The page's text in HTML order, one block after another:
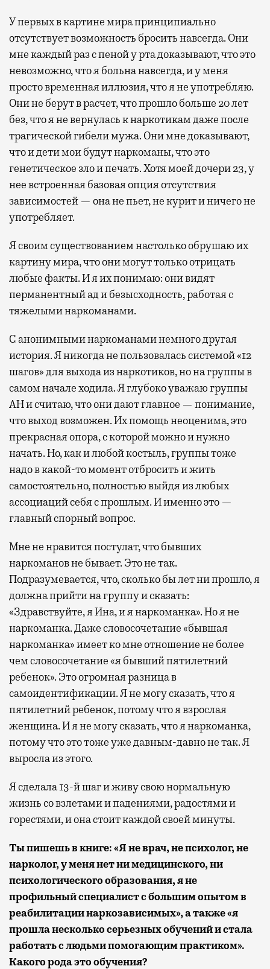
У первых в картине мира принципиально
отсутствует возможность бросить навсегда. Они
мне каждый раз с пеной у рта доказывают, что это
невозможно, что я больна навсегда, и у меня
просто временная иллюзия, что я не употребляю.
Они не берут в расчет, что прошло больше 20 лет
без, что я не вернулась к наркотикам даже после
трагической гибели мужа. Они мне доказывают,
что и дети мои будут наркоманы, что это
генетическое зло и печать. Хотя моей дочери 23, у
нее встроенная базовая опция отсутствия
зависимостей — она не пьет, не курит и ничего не
употребляет.
Я своим существованием настолько обрушаю их
картину мира, что они могут только отрицать
любые факты. И я их понимаю: они видят
перманентный ад и безысходность, работая с
тяжелыми наркоманами.
С анонимными наркоманами немного другая
история. Я никогда не пользовалась системой «12
шагов» для выхода из наркотиков, но на группы в
самом начале ходила. Я глубоко уважаю группы
АН и считаю, что они дают главное — понимание,
что выход возможен. Их помощь неоценима, это
прекрасная опора, с которой можно и нужно
начать. Но, как и любой костыль, группы тоже
надо в какой-то момент отбросить и жить
самостоятельно, полностью выйдя из любых
ассоциаций себя с прошлым. И именно это —
главный спорный вопрос.
Мне не нравится постулат, что бывших
наркоманов не бывает. Это не так.
Подразумевается, что, сколько бы лет ни прошло, я
должна прийти на группу и сказать:
«Здравствуйте, я Ина, и я наркоманка». Но я не
наркоманка. Даже словосочетание «бывшая
наркоманка» имеет ко мне отношение не более
чем словосочетание «я бывший пятилетний
ребенок». Это огромная разница в
самоидентификации. Я не могу сказать, что я
пятилетний ребенок, потому что я взрослая
женщина. И я не могу сказать, что я наркоманка,
потому что это тоже уже давным-давно не так. Я
выросла из этого.
Я сделала 13-й шаг и живу свою нормальную
жизнь со взлетами и падениями, радостями и
горестями, и она стоит каждой своей минуты.
Ты пишешь в книге: «Я не врач, не психолог, не
нарколог, у меня нет ни медицинского, ни
психологического образования, я не
профильный специалист с большим опытом в
реабилитации наркозависимых», а также «я
прошла несколько серьезных обучений и стала
работать с людьми помогающим практиком».
Какого рода это обучения?